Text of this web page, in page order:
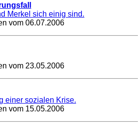
Merkel sich einig sind.
vom 06.07.2006
vom 23.05.2006
einer sozialen Krise.
vom 15.05.2006